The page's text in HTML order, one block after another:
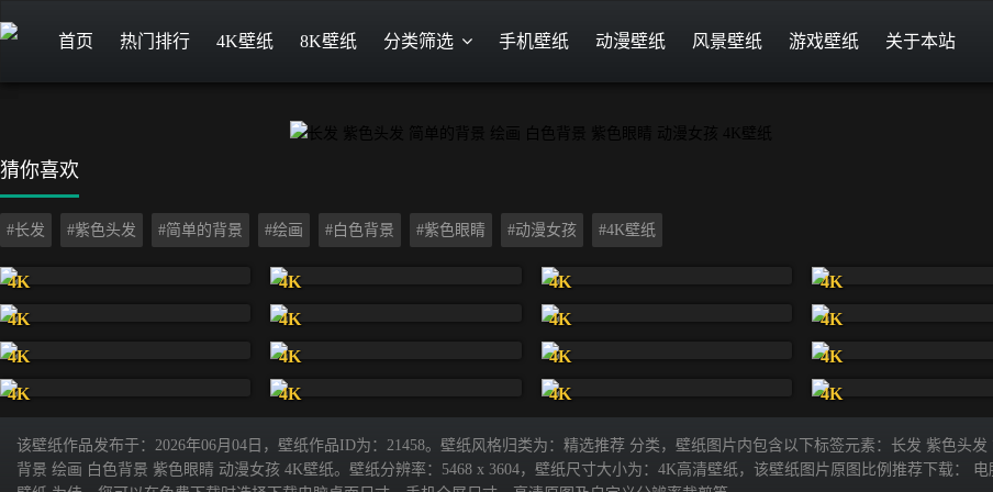
首页 热门排行 4K壁纸 8K壁纸 分类筛选 手机壁纸 动漫壁纸 风景壁纸 游戏壁纸 关于本站
猜你喜欢
#长发 #紫色头发 #简单的背景 #绘画 #白色背景 #紫色眼睛 #动漫女孩 #4K壁纸
4K 4K 4K
4K
4K
4K 4K
4K
4K
4K 4K
4K
4K
4K 4K 4K
该壁纸作品发布于：2026年06月04日，壁纸作品ID为：21458。壁纸风格归类为：精选推荐 分类，壁纸图片内包含以下标签元素：长发 紫色头发
背景 绘画 白色背景 紫色眼睛 动漫女孩 4K壁纸。壁纸分辨率：5468 x 3604，壁纸尺寸大小为：4K高清壁纸，该壁纸图片原图比例推荐下载： 电